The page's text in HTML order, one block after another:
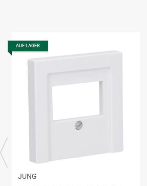
AUF LAGER
JUNG